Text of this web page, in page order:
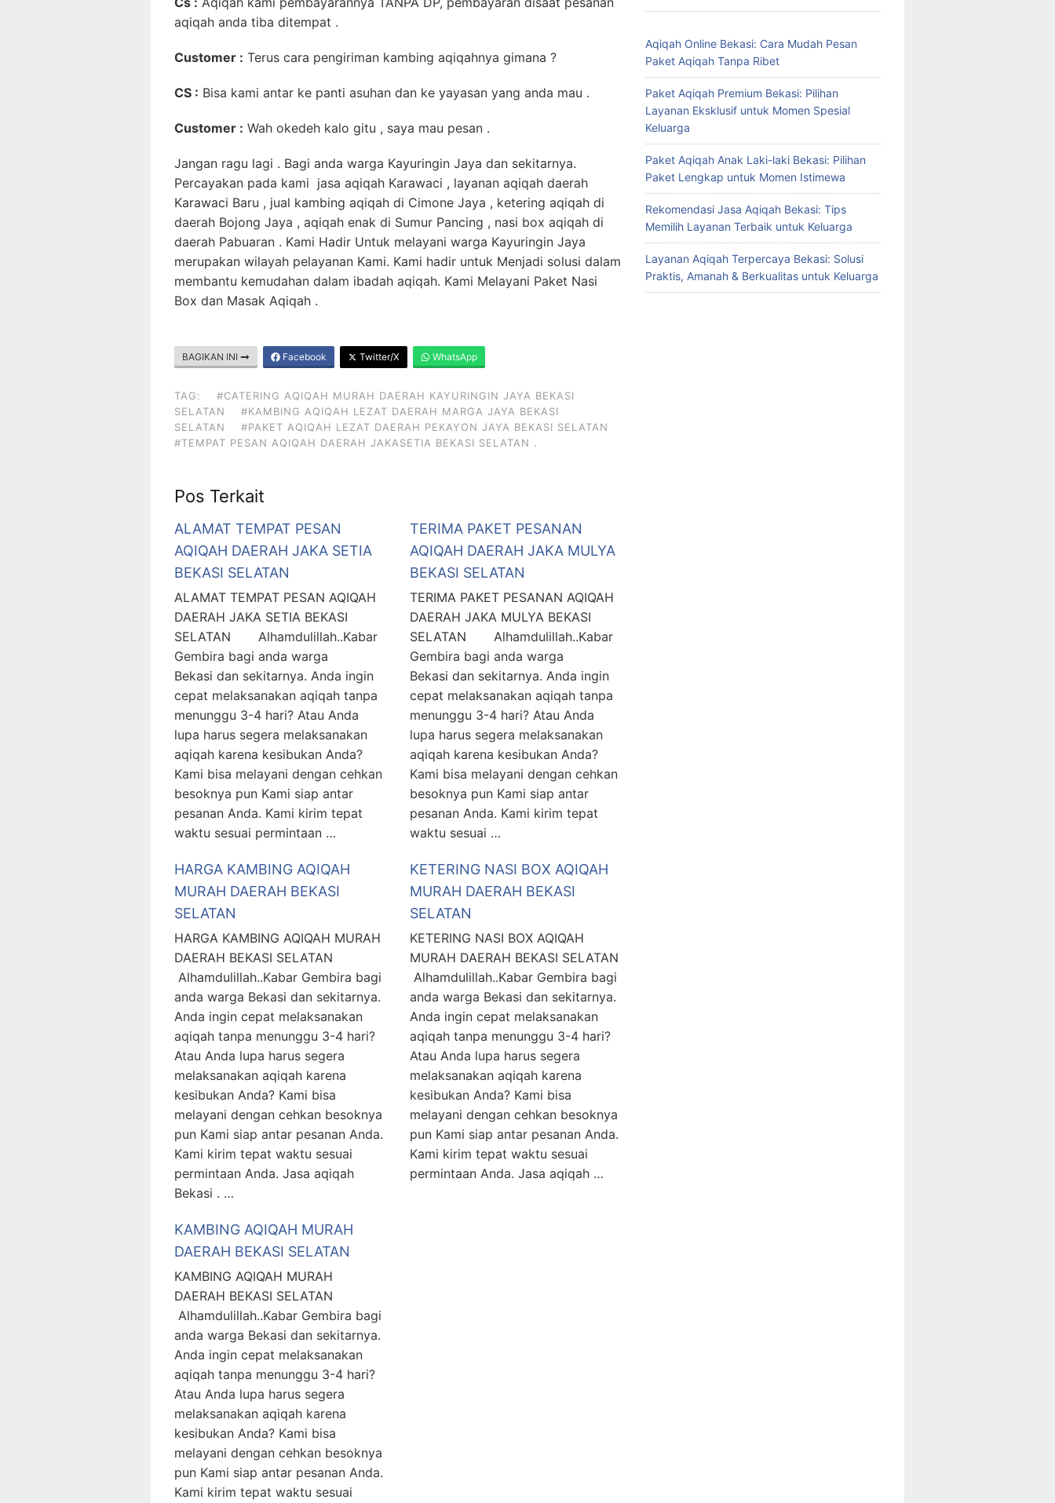
aqiqah anda tiba ditempat .
Customer : Terus cara pengiriman kambing aqiqahnya gimana ?
CS : Bisa kami antar ke panti asuhan dan ke yayasan yang anda mau .
Customer : Wah okedeh kalo gitu , saya mau pesan .
Jangan ragu lagi . Bagi anda warga Kayuringin Jaya dan sekitarnya.
Percayakan pada kami jasa aqiqah Karawaci , layanan aqiqah daerah
Karawaci Baru , jual kambing aqiqah di Cimone Jaya , ketering aqiqah di
daerah Bojong Jaya , aqiqah enak di Sumur Pancing , nasi box aqiqah di
daerah Pabuaran . Kami Hadir Untuk melayani warga Kayuringin Jaya
merupakan wilayah pelayanan Kami. Kami hadir untuk Menjadi solusi dalam
membantu kemudahan dalam ibadah aqiqah. Kami Melayani Paket Nasi
Box dan Masak Aqiqah .
BAGIKAN INI Facebook Twitter/X WhatsApp
TAG:
#CATERING AQIQAH MURAH DAERAH KAYURINGIN JAYA BEKASI
SELATAN
#KAMBING AQIQAH LEZAT DAERAH MARGA JAYA BEKASI
SELATAN
#PAKET AQIQAH LEZAT DAERAH PEKAYON JAYA BEKASI SELATAN
#TEMPAT PESAN AQIQAH DAERAH JAKASETIA BEKASI SELATAN .
Pos Terkait
ALAMAT TEMPAT PESAN
AQIQAH DAERAH JAKA SETIA
BEKASI SELATAN
ALAMAT TEMPAT PESAN AQIQAH
DAERAH JAKA SETIA BEKASI
SELATAN Alhamdulillah..Kabar
Gembira bagi anda warga
Bekasi dan sekitarnya. Anda ingin
cepat melaksanakan aqiqah tanpa
menunggu 3-4 hari? Atau Anda
lupa harus segera melaksanakan
aqiqah karena kesibukan Anda?
Kami bisa melayani dengan cehkan
besoknya pun Kami siap antar
pesanan Anda. Kami kirim tepat
waktu sesuai permintaan …
TERIMA PAKET PESANAN
AQIQAH DAERAH JAKA MULYA
BEKASI SELATAN
TERIMA PAKET PESANAN AQIQAH
DAERAH JAKA MULYA BEKASI
SELATAN Alhamdulillah..Kabar
Gembira bagi anda warga
Bekasi dan sekitarnya. Anda ingin
cepat melaksanakan aqiqah tanpa
menunggu 3-4 hari? Atau Anda
lupa harus segera melaksanakan
aqiqah karena kesibukan Anda?
Kami bisa melayani dengan cehkan
besoknya pun Kami siap antar
pesanan Anda. Kami kirim tepat
waktu sesuai …
HARGA KAMBING AQIQAH
MURAH DAERAH BEKASI
SELATAN
HARGA KAMBING AQIQAH MURAH
DAERAH BEKASI SELATAN
Alhamdulillah..Kabar Gembira bagi
anda warga Bekasi dan sekitarnya.
Anda ingin cepat melaksanakan
aqiqah tanpa menunggu 3-4 hari?
Atau Anda lupa harus segera
melaksanakan aqiqah karena
kesibukan Anda? Kami bisa
melayani dengan cehkan besoknya
pun Kami siap antar pesanan Anda.
Kami kirim tepat waktu sesuai
permintaan Anda. Jasa aqiqah
Bekasi . …
KETERING NASI BOX AQIQAH
MURAH DAERAH BEKASI
SELATAN
KETERING NASI BOX AQIQAH
MURAH DAERAH BEKASI SELATAN
Alhamdulillah..Kabar Gembira bagi
anda warga Bekasi dan sekitarnya.
Anda ingin cepat melaksanakan
aqiqah tanpa menunggu 3-4 hari?
Atau Anda lupa harus segera
melaksanakan aqiqah karena
kesibukan Anda? Kami bisa
melayani dengan cehkan besoknya
pun Kami siap antar pesanan Anda.
Kami kirim tepat waktu sesuai
permintaan Anda. Jasa aqiqah …
KAMBING AQIQAH MURAH
DAERAH BEKASI SELATAN
KAMBING AQIQAH MURAH
DAERAH BEKASI SELATAN
Alhamdulillah..Kabar Gembira bagi
anda warga Bekasi dan sekitarnya.
Anda ingin cepat melaksanakan
aqiqah tanpa menunggu 3-4 hari?
Atau Anda lupa harus segera
melaksanakan aqiqah karena
kesibukan Anda? Kami bisa
melayani dengan cehkan besoknya
pun Kami siap antar pesanan Anda.
Kami kirim tepat waktu sesuai
Aqiqah Online Bekasi: Cara Mudah Pesan
Paket Aqiqah Tanpa Ribet
Paket Aqiqah Premium Bekasi: Pilihan
Layanan Eksklusif untuk Momen Spesial
Keluarga
Paket Aqiqah Anak Laki-laki Bekasi: Pilihan
Paket Lengkap untuk Momen Istimewa
Rekomendasi Jasa Aqiqah Bekasi: Tips
Memilih Layanan Terbaik untuk Keluarga
Layanan Aqiqah Terpercaya Bekasi: Solusi
Praktis, Amanah & Berkualitas untuk Keluarga